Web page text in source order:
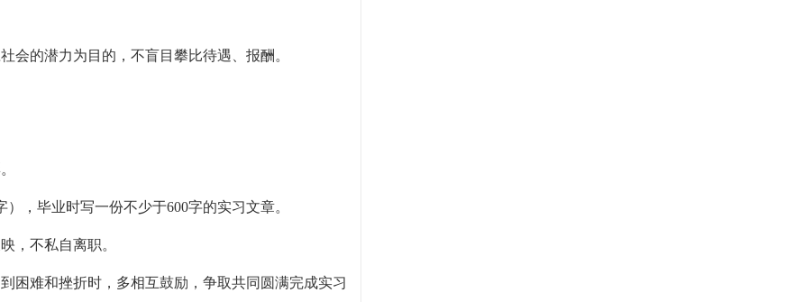
会的潜力为目的，不盲目攀比待遇、报酬。
，毕业时写一份不少于600字的实习文章。
，不私自离职。
困难和挫折时，多相互鼓励，争取共同圆满完成实习